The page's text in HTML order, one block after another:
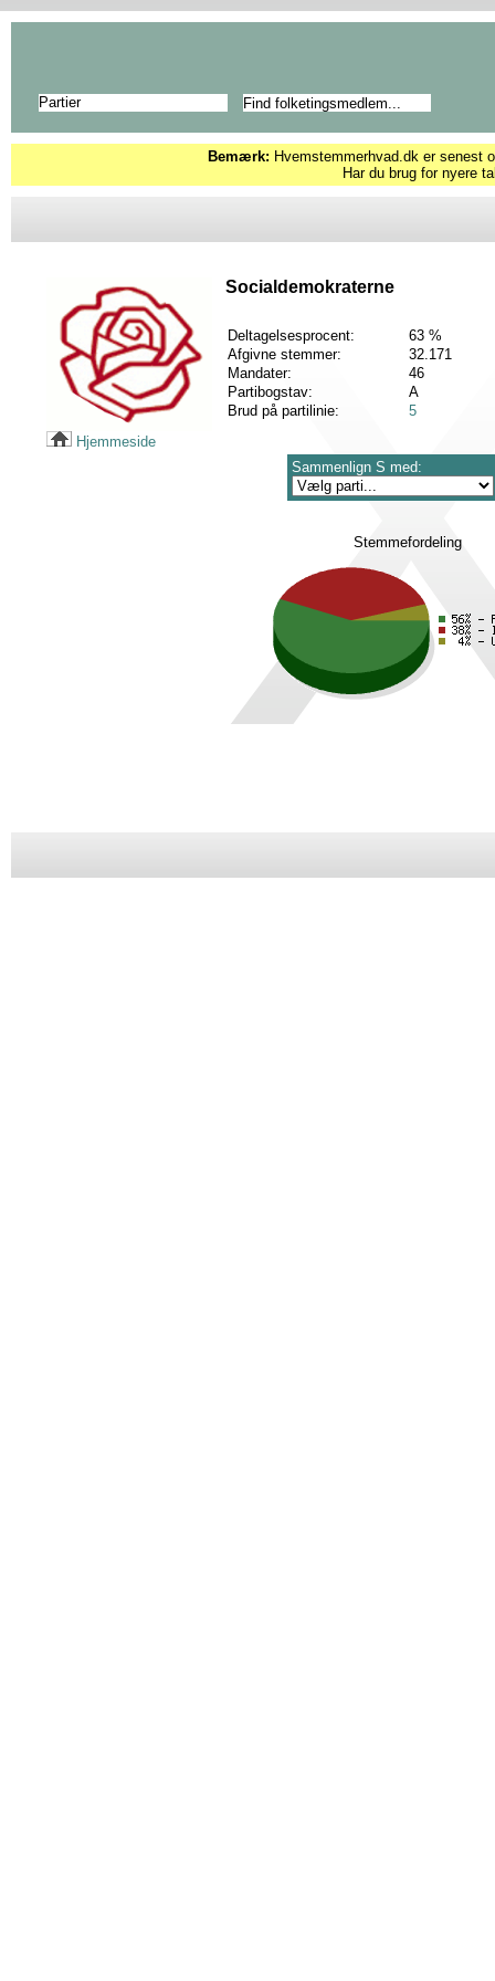
Partier
Bemærk: Hvemstemmerhvad.dk er senest
Har du brug for nyere
Hjemmeside
Socialdemokraterne
Deltagelsesprocent:
63 %
Afgivne stemmer:
32.171
Mandater:
46
Partibogstav:
A
Brud på partilinie:
5
Sammenlign S med:
Stemmefordeling